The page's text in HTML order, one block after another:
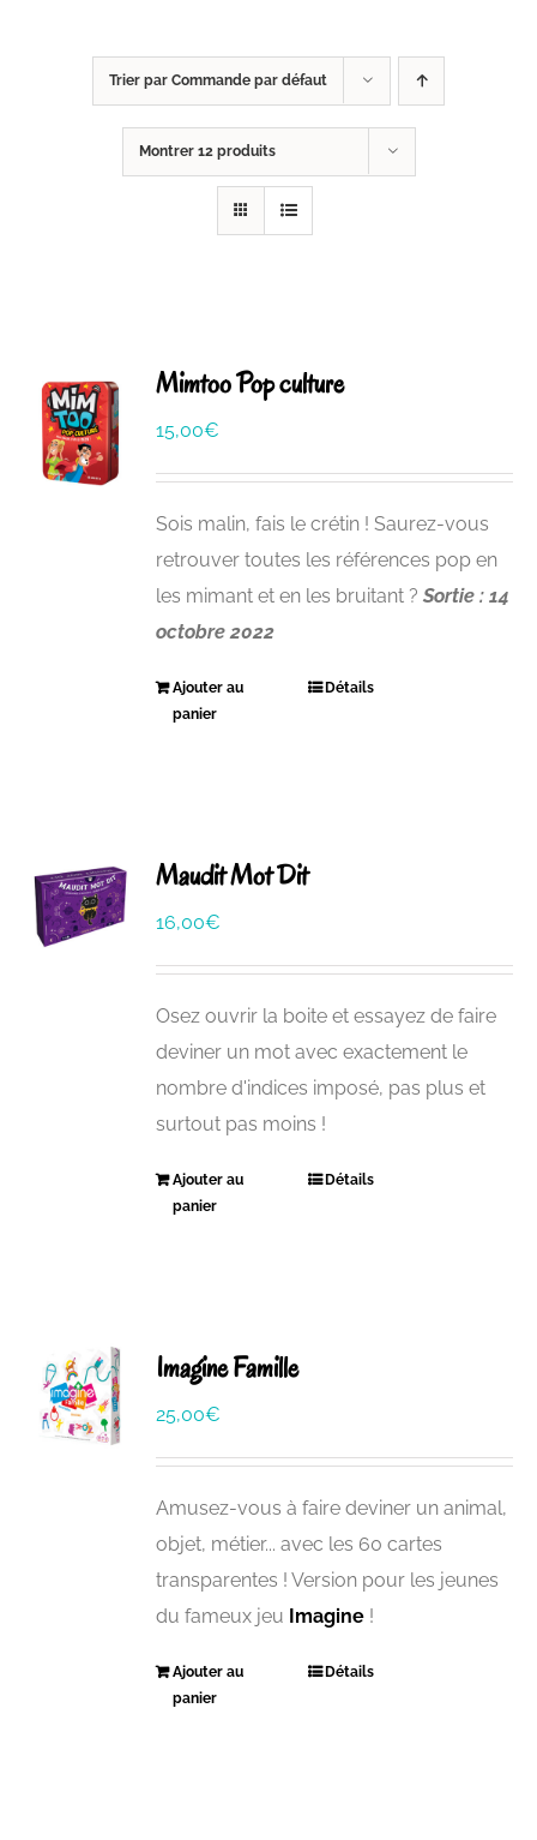
Trier par Commande par défaut
Montrer 12 produits
Mimtoo Pop culture
15,00€
Sois malin, fais le crétin ! Saurez-vous
retrouver toutes les références pop en
les mimant et en les bruitant ?Sortie : 14
octobre 2022
Ajouter au
panier
Détails
Maudit Mot Dit
16,00€
Osez ouvrir la boite et essayez de faire
deviner un mot avec exactement le
nombre d'indices imposé, pas plus et
surtout pas moins !
Ajouter au
panier
Détails
Imagine Famille
25,00€
Amusez-vous à faire deviner un animal,
objet, métier... avec les 60 cartes
transparentes ! Version pour les jeunes
du fameux jeu Imagine !
Ajouter au
panier
Détails